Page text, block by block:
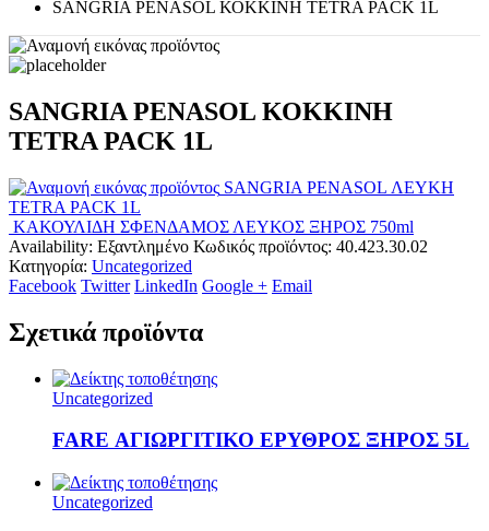
SANGRIA PENASOL ΚΟΚΚΙΝΗ TETRA PACK 1L
SANGRIA PENASOL ΚΟΚΚΙΝΗ
TETRA PACK 1L
SANGRIA PENASOL ΛΕΥΚΗ
TETRA PACK 1L
ΚΑΚΟΥΛΙΔΗ ΣΦΕΝΔΑΜΟΣ ΛΕΥΚΟΣ ΞΗΡΟΣ 750ml
Availability: Εξαντλημένο Κωδικός προϊόντος: 40.423.30.02
Κατηγορία: Uncategorized
Facebook Twitter LinkedIn Google + Email
Σχετικά προϊόντα
Uncategorized
FARE ΑΓΙΩΡΓΙΤΙΚΟ ΕΡΥΘΡΟΣ ΞΗΡΟΣ 5L
Uncategorized